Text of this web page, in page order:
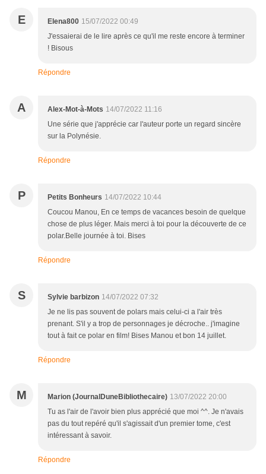
E Elena800 15/07/2022 00:49
J'essaierai de le lire après ce qu'il me reste encore à terminer
! Bisous
Répondre
A Alex-Mot-à-Mots 14/07/2022 11:16
Une série que j'apprécie car l'auteur porte un regard sincère
sur la Polynésie.
Répondre
P Petits Bonheurs 14/07/2022 10:44
Coucou Manou, En ce temps de vacances besoin de quelque
chose de plus léger. Mais merci à toi pour la découverte de ce
polar.Belle journée à toi. Bises
Répondre
S Sylvie barbizon 14/07/2022 07:32
Je ne lis pas souvent de polars mais celui-ci a l'air très
prenant. S'il y a trop de personnages je décroche.. j'imagine
tout à fait ce polar en film! Bises Manou et bon 14 juillet.
Répondre
M Marion (JournalDuneBibliothecaire) 13/07/2022 20:00
Tu as l'air de l'avoir bien plus apprécié que moi ^^. Je n'avais
pas du tout repéré qu'il s'agissait d'un premier tome, c'est
intéressant à savoir.
Répondre